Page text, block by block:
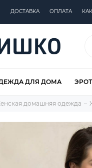
ДОСТАВКА ОПЛАТА
ДЛЯ ДОМА
домашняя одежда